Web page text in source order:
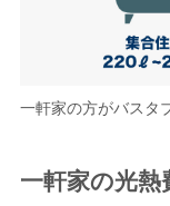
一軒家の方がバスタ
一軒家の光熱